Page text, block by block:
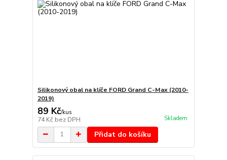
Silikonový obal na klíče FORD Grand C-Max (2010-
2019)
89 Kč/kus
74 Kč bez DPH Skladem
Přidat do košíku